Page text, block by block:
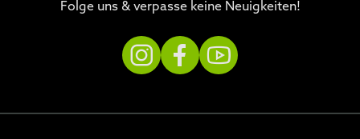
Folge uns & verpasse keine Neuigkeiten!